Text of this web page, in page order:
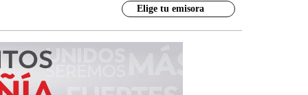
Elige tu emisora